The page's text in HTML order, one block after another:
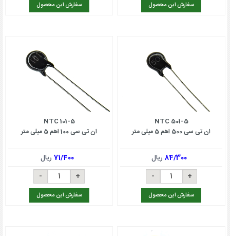
سفارش این محصول سفارش این محصول
NTC 501-5
ان تی سی 500 اهم 5 میلی متر
84/300ریال
سفارش این محصول
NTC 101-5
ان تی سی 100 اهم 5 میلی متر
71/400 ریال
سفارش این محصول